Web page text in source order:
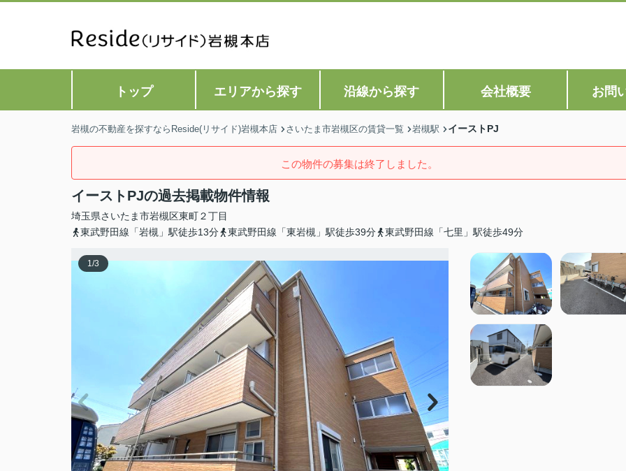
トップ エリアから探す 沿線から探す 会社概要 お問
岩槻の不動産を探すならReside(リサイド)岩槻本店 さいたま市岩槻区の賃貸一覧 岩槻駅 イーストPJ
この物件の募集は終了しました。
イーストPJの過去掲載物件情報
埼玉県さいたま市岩槻区東町２丁目
東武野田線「岩槻」駅徒歩13分
東武野田線「東岩槻」駅徒歩39分 東武野田線「七里」駅徒歩49分
1/3